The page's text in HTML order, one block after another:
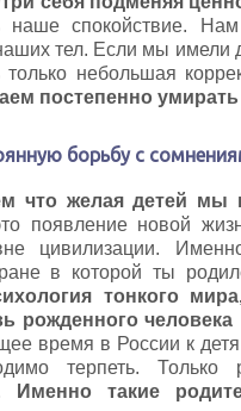
наше спокойствие.
тел. Если мы имели
небольшая
постепенно умирать
борьбу с
что желая детей мы
появление новой
цивилизации.
в которой ты
тонкого
рожденного человека
время в России к
терпеть.
Именно такие